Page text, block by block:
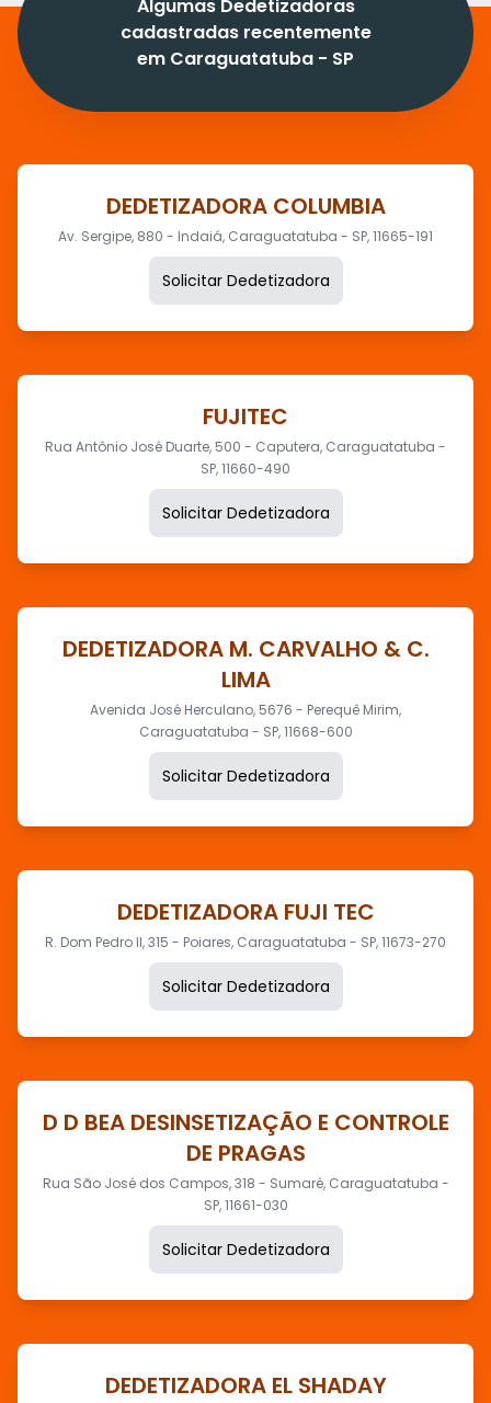
Algumas Dedetizadoras
cadastradas recentemente
em Caraguatatuba - SP
DEDETIZADORA COLUMBIA
Av. Sergipe, 880 - Indaiá, Caraguatatuba - SP, 11665-191
Solicitar Dedetizadora
FUJITEC
Rua Antônio José Duarte, 500 - Caputera, Caraguatatuba -
SP, 11660-490
Solicitar Dedetizadora
DEDETIZADORA M. CARVALHO & C.
LIMA
Avenida José Herculano, 5676 - Perequê Mirim,
Caraguatatuba - SP, 11668-600
Solicitar Dedetizadora
DEDETIZADORA FUJI TEC
R. Dom Pedro II, 315 - Poiares, Caraguatatuba - SP, 11673-270
Solicitar Dedetizadora
D D BEA DESINSETIZAÇÃO E CONTROLE
DE PRAGAS
Rua São José dos Campos, 318 - Sumaré, Caraguatatuba -
SP, 11661-030
Solicitar Dedetizadora
DEDETIZADORA EL SHADAY